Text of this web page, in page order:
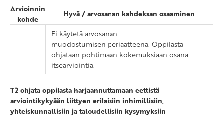
Arvioinnin
kohde
Hyvä / arvosanan kahdeksan osaaminen
Ei käytetä arvosanan
muodostumisen periaatteena. Oppilasta
ohjataan pohtimaan kokemuksiaan osana
itsearviointia.
T2 ohjata oppilasta harjaannuttamaan eettistä
arviointikykyään liittyen erilaisiin inhimillisiin,
yhteiskunnallisiin ja taloudellisiin kysymyksiin